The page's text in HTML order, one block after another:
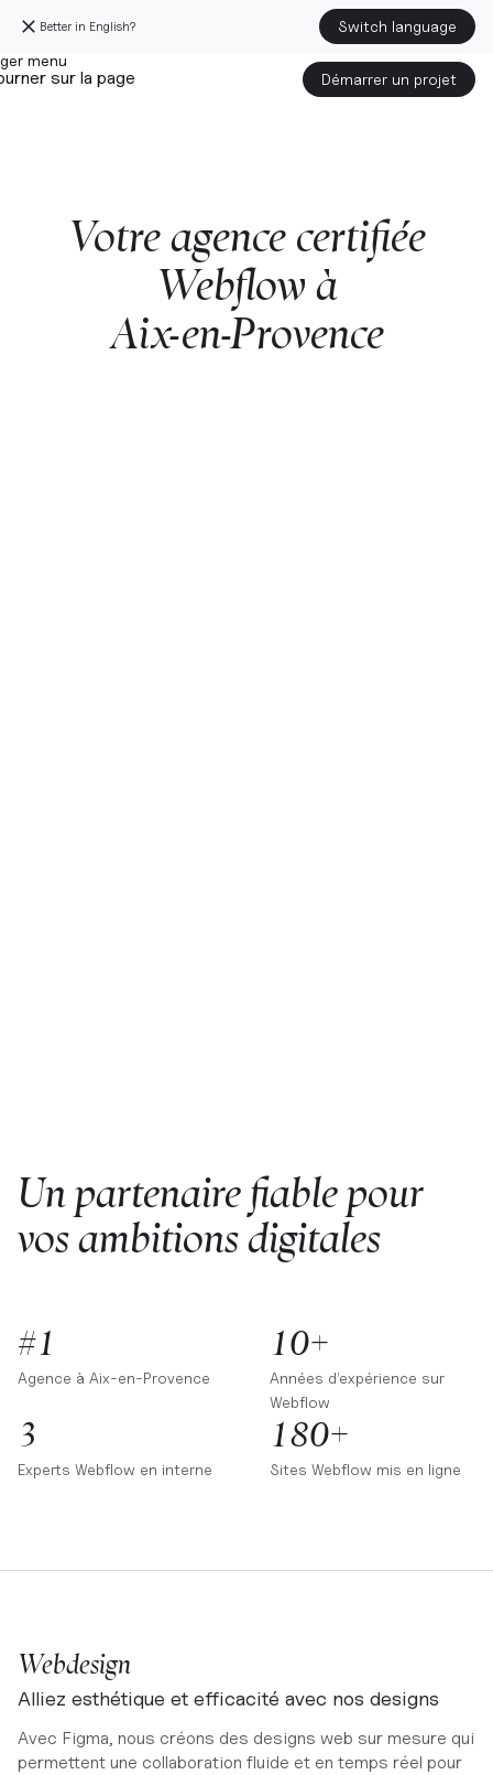
Better in English? Switch language
sur la page Démarrer un projet
Votreagence certifiée
Webflow à
Aix-en-Provence
Un partenaire fiable pour
vos ambitions digitales
#1
Agence à Aix-en-Provence
10+
Années d’expérience sur
Webflow
3
Experts Webflow en interne
180+
Sites Webflow mis en ligne
Webdesign
Alliez esthétique et efficacité avec nos designs
Avec Figma, nous créons des designs web sur mesure qui
permettent une collaboration fluide et en temps réel pour